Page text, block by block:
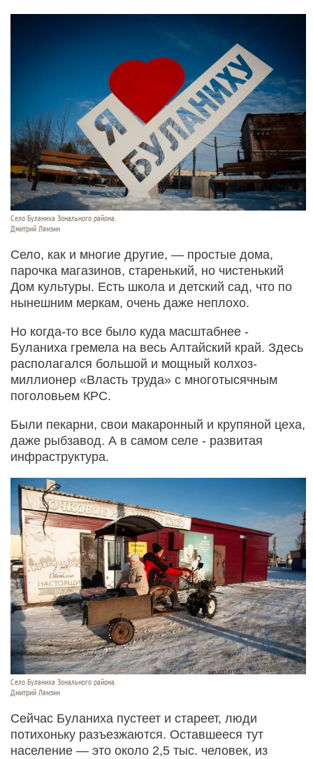
Село Буланиха Зонального района.
Дмитрий Лямзин
Село, как и многие другие, — простые дома,
парочка магазинов, старенький, но чистенький
Дом культуры. Есть школа и детский сад, что по
нынешним меркам, очень даже неплохо.
Но когда-то все было куда масштабнее -
Буланиха гремела на весь Алтайский край. Здесь
располагался большой и мощный колхоз-
миллионер «Власть труда» с многотысячным
поголовьем КРС.
Были пекарни, свои макаронный и крупяной цеха,
даже рыбзавод. А в самом селе - развитая
инфраструктура.
Село Буланиха Зонального района.
Дмитрий Лямзин
Сейчас Буланиха пустеет и стареет, люди
потихоньку разъезжаются. Оставшееся тут
население — это около 2,5 тыс. человек, из